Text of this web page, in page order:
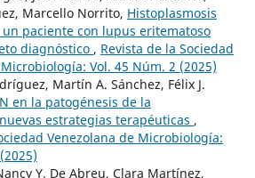
Marcello Norrito, Histoplasmosis
paciente con lupus eritematoso
diagnóstico , Revista de la Sociedad
Vol. 45 Núm. 2 (2025)
Martín A. Sánchez, Félix J.
en la patogénesis de la
estrategias terapéuticas ,
Venezolana de Microbiología:
Y. De Abreu, Clara Martínez,